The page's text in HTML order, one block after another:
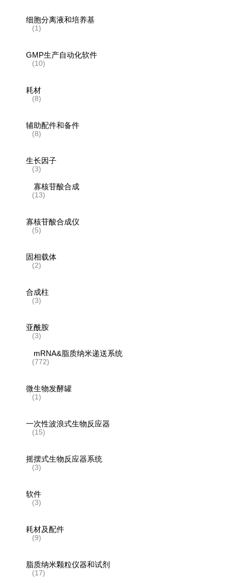
细胞分离液和培养基
(1)
GMP生产自动化软件
(10)
耗材
(8)
辅助配件和备件
(8)
生长因子
(3)
寡核苷酸合成
(13)
寡核苷酸合成仪
(5)
固相载体
(2)
合成柱
(3)
亚酰胺
(3)
mRNA&脂质纳米递送系统
(772)
微生物发酵罐
(1)
一次性波浪式生物反应器
(15)
摇摆式生物反应器系统
(3)
软件
(3)
耗材及配件
(9)
脂质纳米颗粒仪器和试剂
(17)